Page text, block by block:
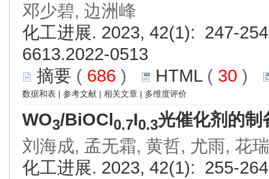
邓少碧, 边洲峰
化工进展. 2023, 42(1): 247-
6613.2022-0513
摘要 ( 686 ) HTML( 30 )
数据和表 | 参考文献 | 相关文章 | 多维度评价
WO3/BiOCl0.7I0.3光催化剂的制
刘海成, 孟无霜, 黄哲, 尤雨, 花
化工进展. 2023, 42(1): 255-